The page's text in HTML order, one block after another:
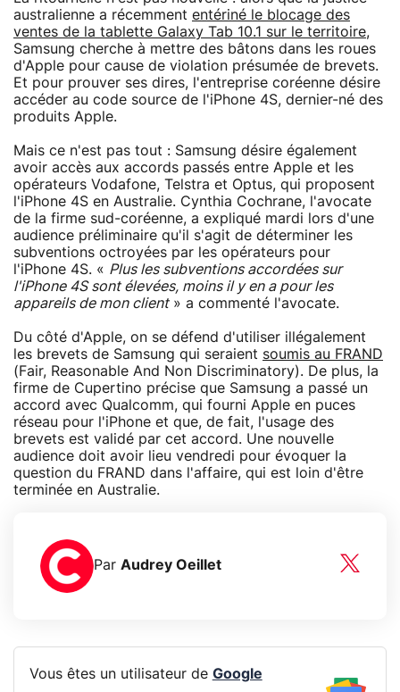
australienne a récemment entériné le blocage des
ventes de la tablette Galaxy Tab 10.1 sur le territoire,
Samsung cherche à mettre des bâtons dans les roues
d'Apple pour cause de violation présumée de brevets.
Et pour prouver ses dires, l'entreprise coréenne désire
accéder au code source de l'iPhone 4S, dernier-né des
produits Apple.
Mais ce n'est pas tout : Samsung désire également
avoir accès aux accords passés entre Apple et les
opérateurs Vodafone, Telstra et Optus, qui proposent
l'iPhone 4S en Australie. Cynthia Cochrane, l'avocate
de la firme sud-coréenne, a expliqué mardi lors d'une
audience préliminaire qu'il s'agit de déterminer les
subventions octroyées par les opérateurs pour
l'iPhone 4S. « Plus les subventions accordées sur
l'iPhone 4S sont élevées, moins il y en a pour les
appareils de mon client» a commenté l'avocate.
Du côté d'Apple, on se défend d'utiliser illégalement
les brevets de Samsung qui seraient soumis au FRAND
(Fair, Reasonable And Non Discriminatory). De plus, la
firme de Cupertino précise que Samsung a passé un
accord avec Qualcomm, qui fourni Apple en puces
réseau pour l'iPhone et que, de fait, l'usage des
brevets est validé par cet accord. Une nouvelle
audience doit avoir lieu vendredi pour évoquer la
question du FRAND dans l'affaire, qui est loin d'être
terminée en Australie.
Par Audrey Oeillet
Vous êtes un utilisateur de Google